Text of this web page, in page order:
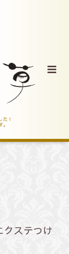
た！
クステつけ